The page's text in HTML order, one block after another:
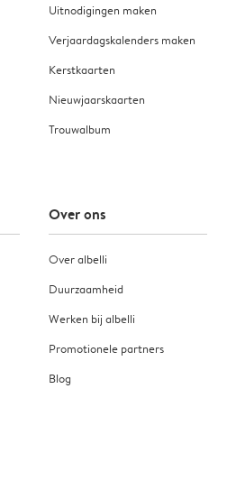
Uitnodigingen maken
Verjaardagskalenders maken
Kerstkaarten
Nieuwjaarskaarten
Trouwalbum
Over ons
Over albelli
Duurzaamheid
Werken bij albelli
Promotionele partners
Blog